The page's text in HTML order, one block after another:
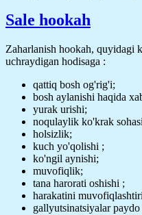
Sale hookah
Zaharlanish hookah, quyidagi
uchraydigan hodisaga :
qattiq bosh og'rig'i;
bosh aylanishi haqida
yurak urishi;
noqulaylik ko'krak
holsizlik;
kuch yo'qolishi ;
ko'ngil aynishi;
muvofiqlik;
tana harorati oshishi ;
harakatini
gallyutsinatsiyalar paydo